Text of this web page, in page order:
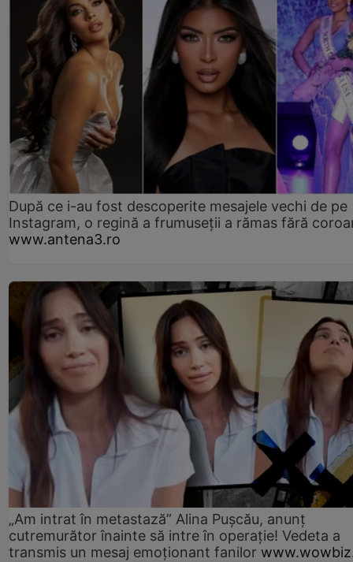
După ce i-au fost descoperite mesajele vechi de pe
Instagram, o regină a frumuseții a rămas fără
www.antena3.ro
„Am intrat în metastază” Alina Pușcău, anunț
cutremurător înainte să intre în operație! Vedeta a
transmis un mesaj emoționant fanilor